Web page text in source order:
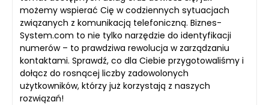
możemy wspierać Cię w codziennych sytuacjach
związanych z komunikacją telefoniczną. Biznes-
System.com to nie tylko narzędzie do identyfikacji
numerów – to prawdziwa rewolucja w zarządzaniu
kontaktami. Sprawdź, co dla Ciebie przygotowaliśmy i
dołącz do rosnącej liczby zadowolonych
użytkowników, którzy już korzystają z naszych
rozwiązań!